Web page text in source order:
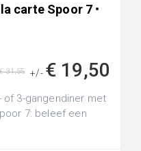
carte Spoor 7 •
+/- € 19,50
€ 31,55
of 3-gangendiner met
7: beleef een